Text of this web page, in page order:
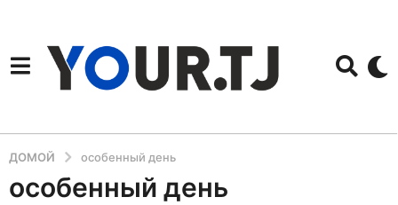
ДОМОЙ особенный день
особенный день